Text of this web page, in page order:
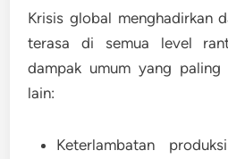
Krisis global menghadirkan
terasa di semua level
dampak umum yang
lain:
Keterlambatan